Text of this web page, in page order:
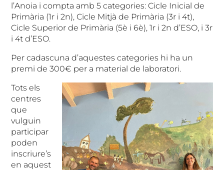
l’Anoia i compta amb 5 categories: Cicle Inicial de
Primària (1r i 2n), Cicle Mitjà de Primària (3r i 4t),
Cicle Superior de Primària (5è i 6è), 1r i 2n d’ESO, i 3r
i 4t d’ESO.
Per cadascuna d’aquestes categories hi ha un
premi de 300€ per a material de laboratori.
Tots els
centres
que
vulguin
participar
poden
inscriure’s
en aquest